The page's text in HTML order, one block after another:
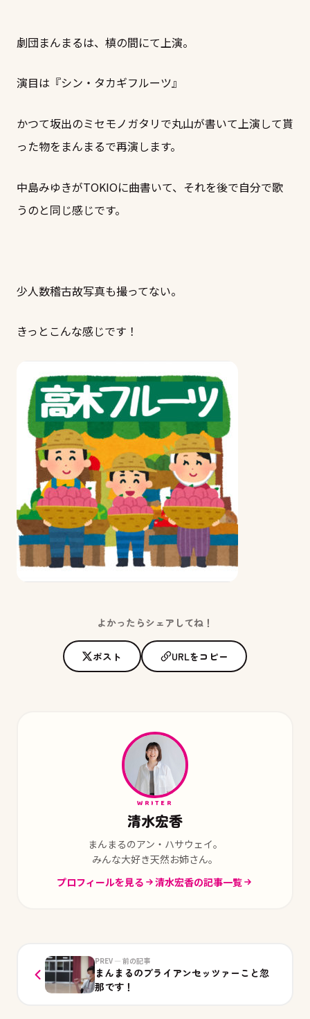
劇団まんまるは、槙の間にて上演。
演目は『シン・タカギフルーツ』
かつて坂出のミセモノガタリで丸山が書いて上演して貰
った物をまんまるで再演します。
中島みゆきがTOKIOに曲書いて、それを後で自分で歌
うのと同じ感じです。
少人数稽古故写真も撮ってない。
きっとこんな感じです！
よかったらシェアしてね！
ポスト URLをコピー
WRITER
清水宏香
まんまるのアン・ハサウェイ。
みんな大好き天然お姉さん。
プロフィールを見る
清水宏香の記事一覧
PREV — 前の記事
まんまるのブライアンセッツァーこと忽
那です！